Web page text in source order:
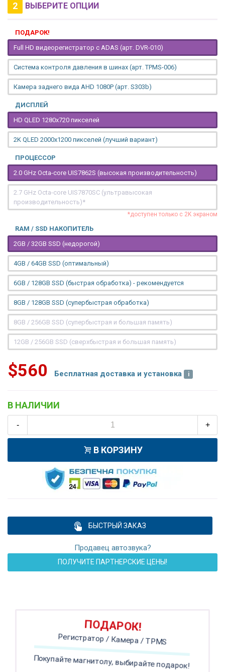
2 ВЫБЕРИТЕ ОПЦИИ
ПОДАРОК!
Full HD видеорегистратор с ADAS (арт. DVR-010)
Система контроля давления в шинах (арт. TPMS-006)
Камера заднего вида AHD 1080P (арт. S303b)
ДИСПЛЕЙ
HD QLED 1280x720 пикселей
2K QLED 2000х1200 пикселей (лучший вариант)
ПРОЦЕССОР
2.0 GHz Octa-core UIS7862S (высокая производительность)
2.7 GHz Octa-core UIS7870SC (ультравысокая
производительность)*
*доступен только с 2K экраном
RAM / SSD НАКОПИТЕЛЬ
2GB / 32GB SSD (недорогой)
4GB / 64GB SSD (оптимальный)
6GB / 128GB SSD (быстрая обработка) - рекомендуется
8GB / 128GB SSD (супербыстрая обработка)
8GB / 256GB SSD (супербыстрая и большая память)
12GB / 256GB SSD (сверхбыстрая и большая память)
$560 Бесплатная доставка и установка
В НАЛИЧИИ
- +
В КОРЗИНУ
БЫСТРЫЙ ЗАКАЗ
Продавец автозвука?
ПОЛУЧИТЕ ПАРТНЕРСКИЕ ЦЕНЫ!
ПОДАРОК!
Регистратор / Камера / TPMS
Покупайте магнитолу, выбирайте подарок!